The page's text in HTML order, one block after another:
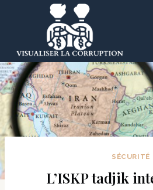
SÉCURITÉ
L’ISKP tadjik